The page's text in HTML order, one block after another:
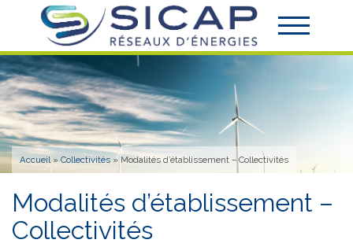
Accueil» Collectivités» Modalités d’établissement – Collectivités
Modalités d’établissement –
Collectivités